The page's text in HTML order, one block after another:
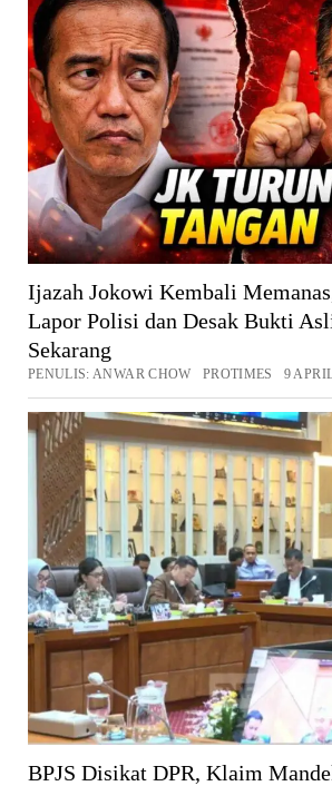
Ijazah Jokowi Kembali
Lapor Polisi dan Desak Bukti
Sekarang
PENULIS: ANWAR CHOW PROTIMES 9
BPJS Disikat DPR, Klaim